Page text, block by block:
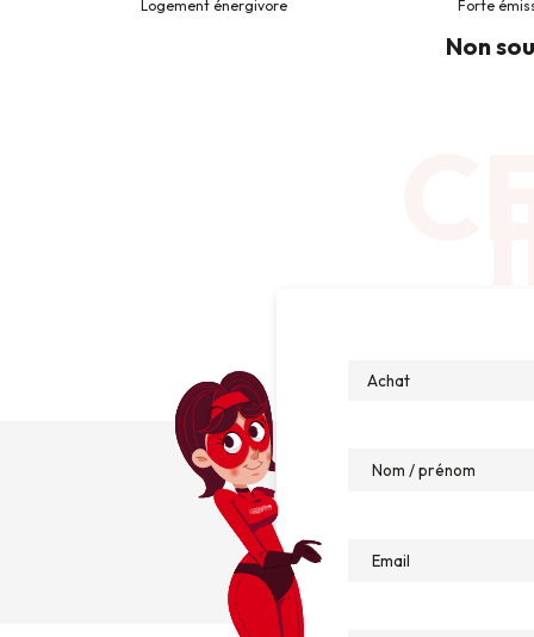
Logement énergivore Forte
Non